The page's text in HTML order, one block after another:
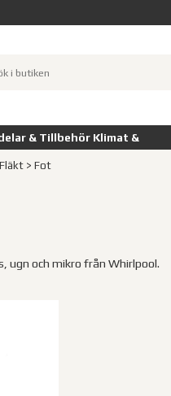
& Tillbehör Klimat &
> Fot
ugn och mikro från Whirlpool.